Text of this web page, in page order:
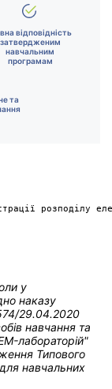
відповідність
затвердженим
навчальним
програмам
та
розподілу
у
наказу
29.04.2020
навчання та
лабораторій"
Типового
навчальних